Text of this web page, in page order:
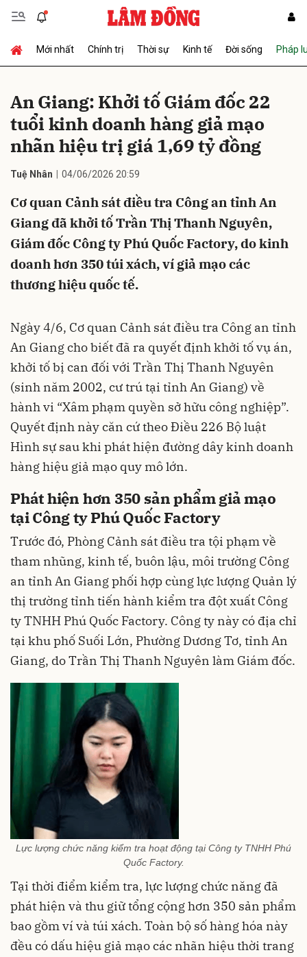
Mới nhất Chính trị Thời sự Kinh tế Đời sống Pháp
An Giang: Khởi tố Giám đốc 22
tuổi kinh doanh hàng giả mạo
nhãn hiệu trị giá 1,69 tỷ đồng
Tuệ Nhân 04/06/2026 20:59
Cơ quan Cảnh sát điều tra Công an tỉnh An
Giang đã khởi tố Trần Thị Thanh Nguyên,
Giám đốc Công ty Phú Quốc Factory, do kinh
doanh hơn 350 túi xách, ví giả mạo các
thương hiệu quốc tế.
Ngày 4/6, Cơ quan Cảnh sát điều tra Công an tỉnh
An Giang cho biết đã ra quyết định khởi tố vụ án,
khởi tố bị can đối với Trần Thị Thanh Nguyên
(sinh năm 2002, cư trú tại tỉnh An Giang) về
hành vi “Xâm phạm quyền sở hữu công nghiệp”.
Quyết định này căn cứ theo Điều 226 Bộ luật
Hình sự sau khi phát hiện đường dây kinh doanh
hàng hiệu giả mạo quy mô lớn.
Phát hiện hơn 350 sản phẩm giả mạo
tại Công ty Phú Quốc Factory
Trước đó, Phòng Cảnh sát điều tra tội phạm về
tham nhũng, kinh tế, buôn lậu, môi trường Công
an tỉnh An Giang phối hợp cùng lực lượng Quản lý
thị trường tỉnh tiến hành kiểm tra đột xuất Công
ty TNHH Phú Quốc Factory. Công ty này có địa chỉ
tại khu phố Suối Lớn, Phường Dương Tơ, tỉnh An
Giang, do Trần Thị Thanh Nguyên làm Giám đốc.
Lực lượng chức năng kiểm tra hoạt động tại Công ty TNHH Phú
Quốc Factory.
Tại thời điểm kiểm tra, lực lượng chức năng đã
phát hiện và thu giữ tổng cộng hơn 350 sản phẩm
bao gồm ví và túi xách. Toàn bộ số hàng hóa này
đều có dấu hiệu giả mạo các nhãn hiệu thời trang
Gửi bình luận
Hủy Gửi